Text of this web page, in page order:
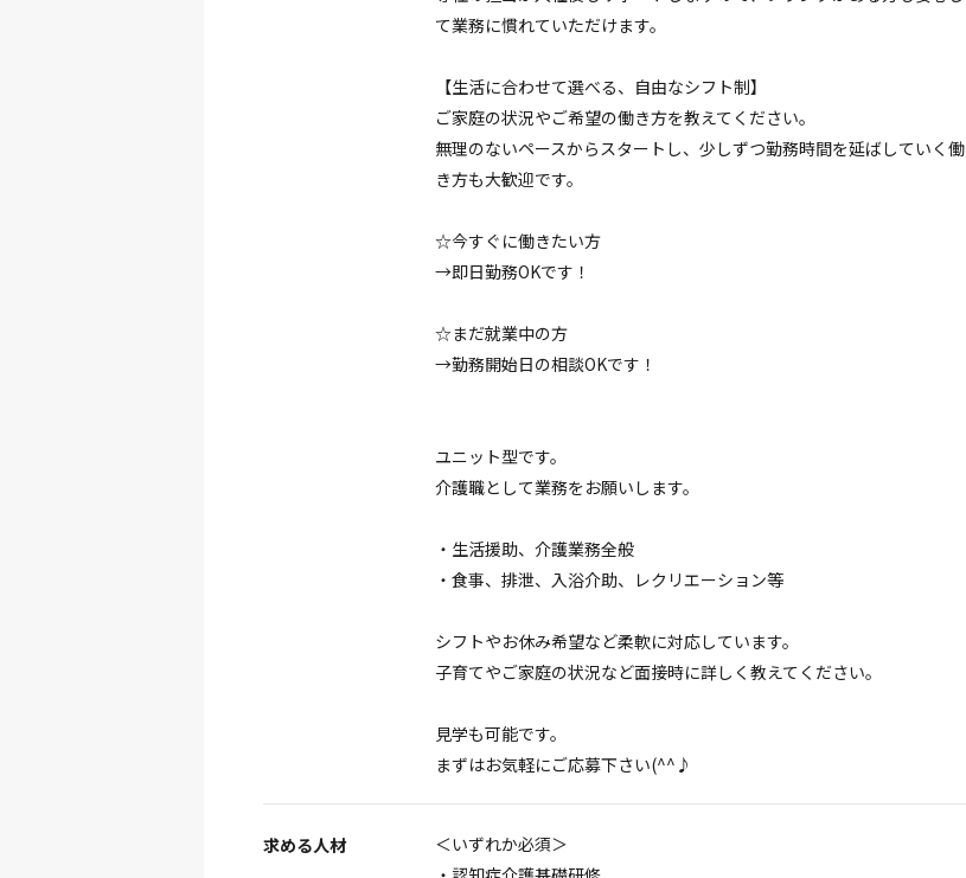
て業務に慣れていただけます。
【生活に合わせて選べる、自由なシフト制】
ご家庭の状況やご希望の働き方を教えてください。
無理のないペースからスタートし、少しずつ勤務時間を延ばしていく働
き方も大歓迎です。
☆今すぐに働きたい方
→即日勤務OKです！
☆まだ就業中の方
→勤務開始日の相談OKです！
ユニット型です。
介護職として業務をお願いします。
・生活援助、介護業務全般
・食事、排泄、入浴介助、レクリエーション等
シフトやお休み希望など柔軟に対応しています。
子育てやご家庭の状況など面接時に詳しく教えてください。
見学も可能です。
まずはお気軽にご応募下さい(^^♪
求める人材
＜いずれか必須＞